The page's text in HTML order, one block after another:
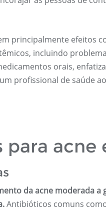
principalmente efeitos
incluindo
orais,
profissional de saúde
acne
da acne moderada a
Antibióticos comuns